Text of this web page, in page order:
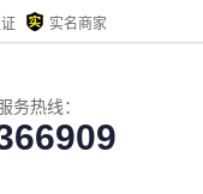
实名商家
务热线：